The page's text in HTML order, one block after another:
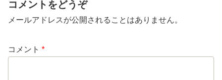
コメントをどうぞ
メールアドレスが公開されることはありません。
コメント *